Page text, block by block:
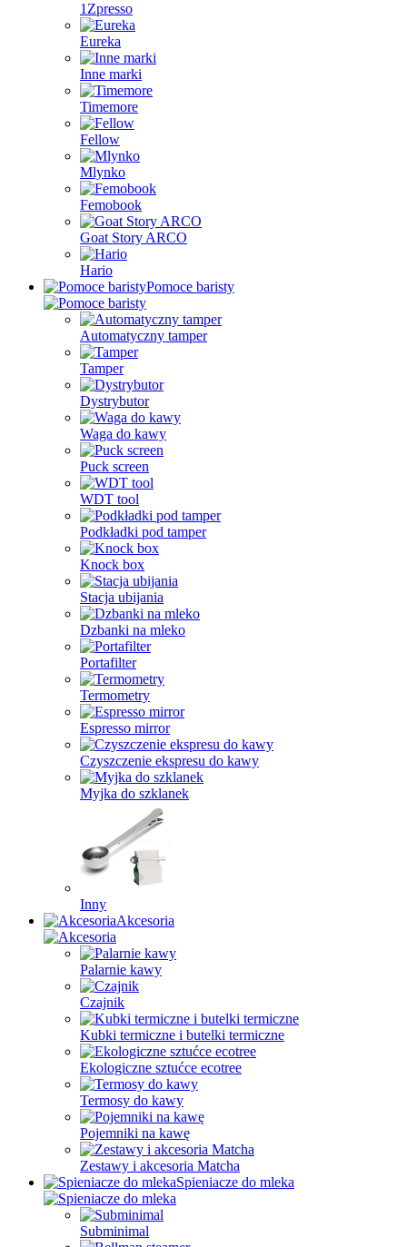
1Zpresso
Eureka
Inne marki
Timemore
Fellow
Mlynko
Femobook
Goat Story ARCO
Hario
Pomoce baristy
Automatyczny tamper
Tamper
Dystrybutor
Waga do kawy
Puck screen
WDT tool
Podkładki pod tamper
Knock box
Stacja ubijania
Dzbanki na mleko
Portafilter
Termometry
Espresso mirror
Czyszczenie ekspresu do kawy
Myjka do szklanek
Inny
Akcesoria
Palarnie kawy
Czajnik
Kubki termiczne i butelki termiczne
Ekologiczne sztućce ecotree
Termosy do kawy
Pojemniki na kawę
Zestawy i akcesoria Matcha
Spieniacze do mleka
Subminimal